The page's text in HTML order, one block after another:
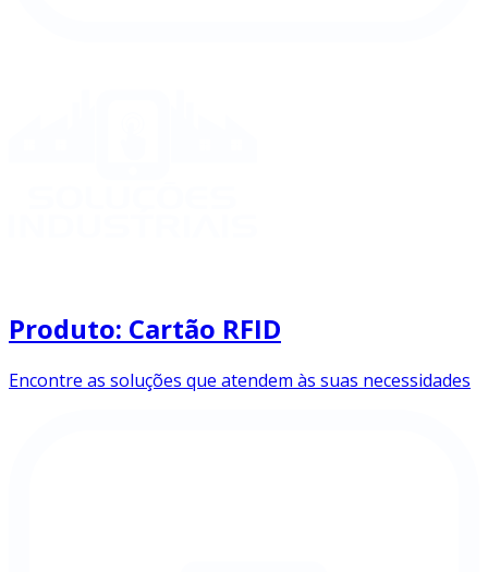
Produto: Cartão RFID
Encontre as soluções que atendem às suas necessidades